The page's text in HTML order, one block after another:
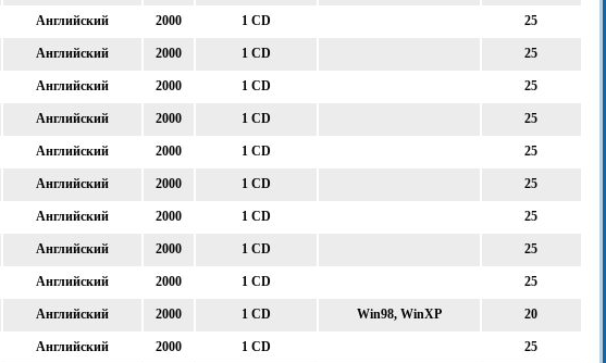
Английский 2000 1 CD 25
Английский 2000 1 CD 25
Английский 2000 1 CD 25
Английский 2000 1 CD 25
Английский 2000 1 CD 25
Английский 2000 1 CD 25
Английский 2000 1 CD 25
Английский 2000 1 CD 25
Английский 2000 1 CD 25
Английский 2000 1 CD Win98, WinXP 20
Английский 2000 1 CD 25